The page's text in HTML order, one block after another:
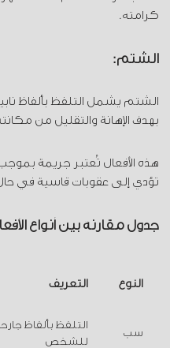
كرامته.
الشتم:
الشتم يشمل التلفظ بألفاظ
بهدف الإهانة والتقليل من
هذه الأفعال تُعتبر جريمة
تؤدي إلى عقوبات قاسية في
جدول مقارنة بين أنواع
النوع التعريف
سب
التلفظ بألفاظ
للشخص